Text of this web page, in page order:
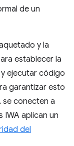
de un
y la
establecer la
ejecutar código
garantizar esto
se conecten a
aplican un
del